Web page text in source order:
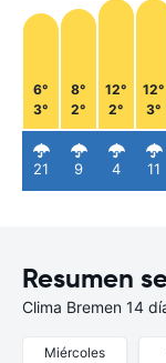
6°
3°
21
8°
2°
9
12°
2°
4
12°
3°
11
Resumen
Clima Bremen 14
Miércoles